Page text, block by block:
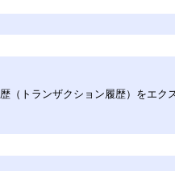
トランザクション履歴）をエ